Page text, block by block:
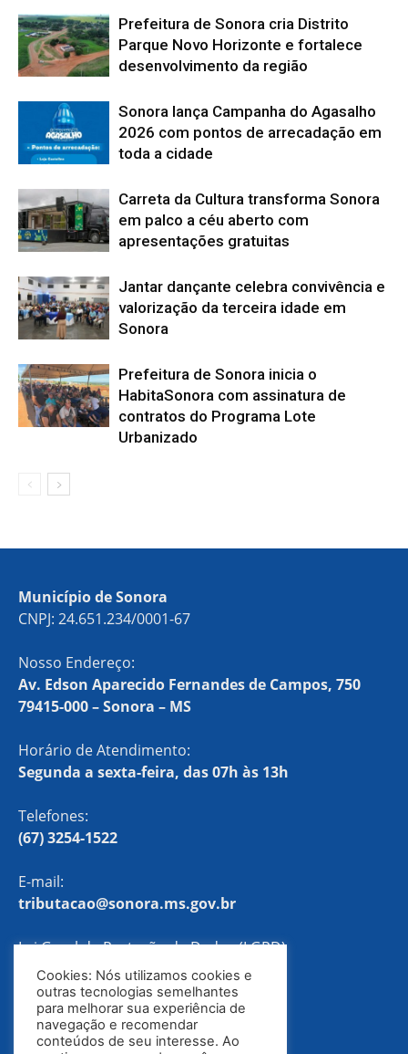
Prefeitura de Sonora cria Distrito
Parque Novo Horizonte e fortalece
desenvolvimento da região
Sonora lança Campanha do Agasalho
2026 com pontos de arrecadação em
toda a cidade
Carreta da Cultura transforma Sonora
em palco a céu aberto com
apresentações gratuitas
Jantar dançante celebra convivência e
valorização da terceira idade em
Sonora
Prefeitura de Sonora inicia o
HabitaSonora com assinatura de
contratos do Programa Lote
Urbanizado
Município de Sonora
CNPJ: 24.651.234/0001-67
Nosso Endereço:
Av. Edson Aparecido Fernandes de Campos, 750
79415-000 – Sonora – MS
Horário de Atendimento:
Segunda a sexta-feira, das 07h às 13h
Telefones:
(67) 3254-1522
E-mail:
tributacao@sonora.ms.gov.br
Lei Geral de Proteção de Dados (LGPD)
Política de Privacidade
Cookies: Nós utilizamos cookies e
outras tecnologias semelhantes
para melhorar sua experiência de
navegação e recomendar
conteúdos de seu interesse. Ao